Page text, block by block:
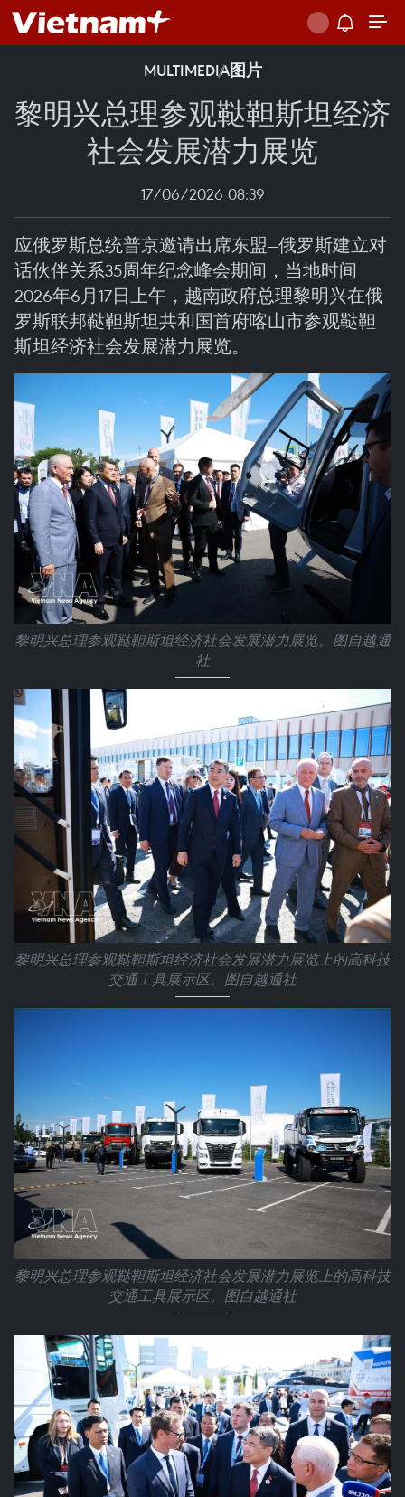
MULTIMEDIA图片
黎明兴总理参观鞑靼斯坦经济
社会发展潜力展览
17/06/2026 08:39
应俄罗斯总统普京邀请出席东盟—俄罗斯建立对
话伙伴关系35周年纪念峰会期间，当地时间
2026年6月17日上午，越南政府总理黎明兴在俄
罗斯联邦鞑靼斯坦共和国首府喀山市参观鞑靼
斯坦经济社会发展潜力展览。
黎明兴总理参观鞑靼斯坦经济社会发展潜力展览。图自越通
社
黎明兴总理参观鞑靼斯坦经济社会发展潜力展览上的高科技
交通工具展示区。图自越通社
黎明兴总理参观鞑靼斯坦经济社会发展潜力展览上的高科技
交通工具展示区。图自越通社